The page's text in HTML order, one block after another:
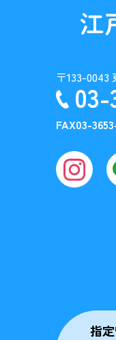
〒133-0043
03-
FAX03-
指